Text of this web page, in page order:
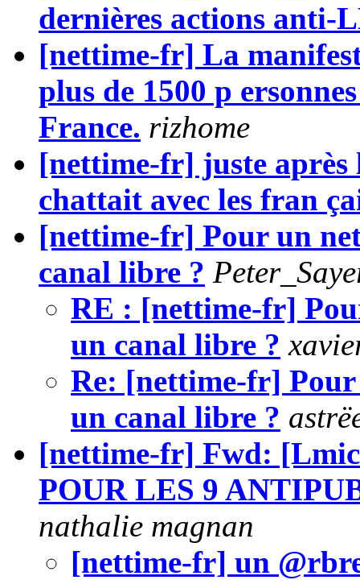
dernières actions anti-
[nettime-fr] La
plus de 1500 p
France. rizhome
[nettime-fr] juste
chattait avec les fran
[nettime-fr] Pour un
canal libre ?
RE : [nettime-fr]
un canal libre ?
Re: [nettime-fr]
un canal libre ?
[nettime-fr] Fwd:
POUR LES 9
nathalie magnan
[nettime-fr] un